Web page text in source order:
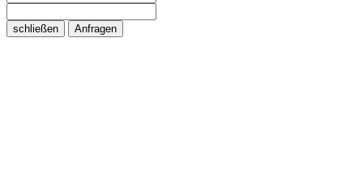
schließen Anfragen